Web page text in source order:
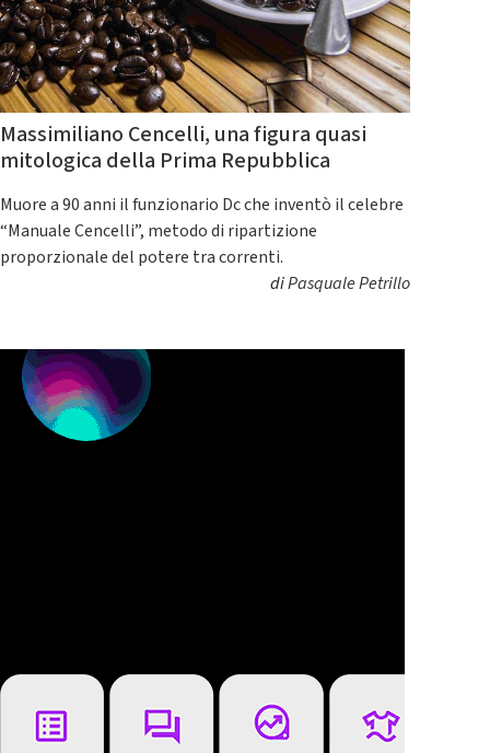
Massimiliano Cencelli, una figura quasi
mitologica della Prima Repubblica
Muore a 90 anni il funzionario Dc che inventò il celebre
“Manuale Cencelli”, metodo di ripartizione
proporzionale del potere tra correnti.
diPasquale Petrillo